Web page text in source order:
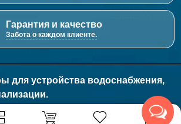
Гарантия и качество
Забота о каждом клиенте.
для устройства водоснабжения,
права защищены